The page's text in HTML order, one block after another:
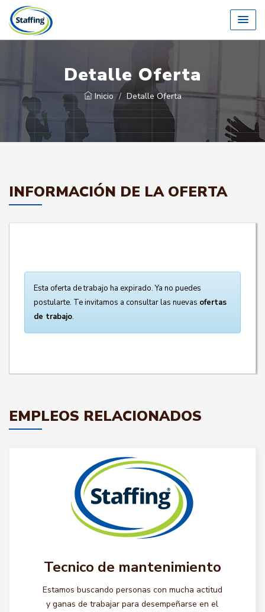
Detalle Oferta
Inicio Detalle Oferta
INFORMACIÓN DE LA OFERTA
Esta oferta de trabajo ha expirado. Ya no puedes
postularte. Te invitamos a consultar las nuevas ofertas
de trabajo.
EMPLEOS RELACIONADOS
Tecnico de mantenimiento
Estamos buscando personas con mucha actitud
y ganas de trabajar para desempeñarse en el